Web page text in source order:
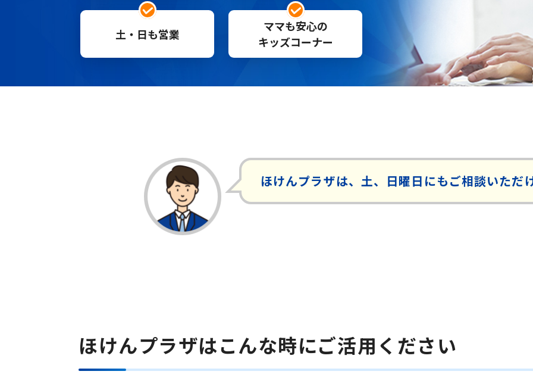
土・日も営業
ママも安心の
キッズコーナー
ほけんプラザは、土、日曜日にもご相談いただ
ほけんプラザはこんな時にご活用ください